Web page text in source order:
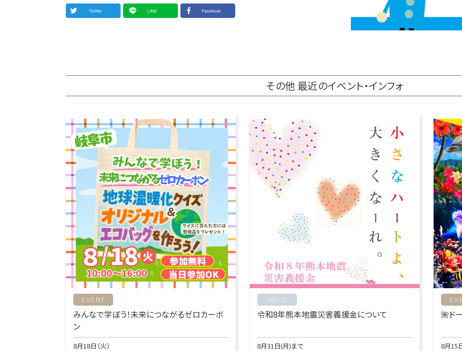
その他 最近のイベント・インフォ
EVENT
みんなで学ぼう！未来につながるゼロカーボ
ン
8月18日（火）
INFO
令和8年熊本地震災害義援金について
8月31日(月)まで
🌺ド
8月15